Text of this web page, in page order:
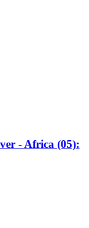
- Africa (05):